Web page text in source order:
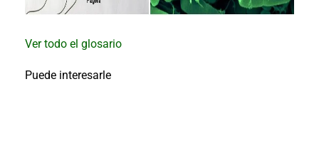
Pastos
caprinos
Porcino
Post-
Ver todo el glosario
Puede interesarle